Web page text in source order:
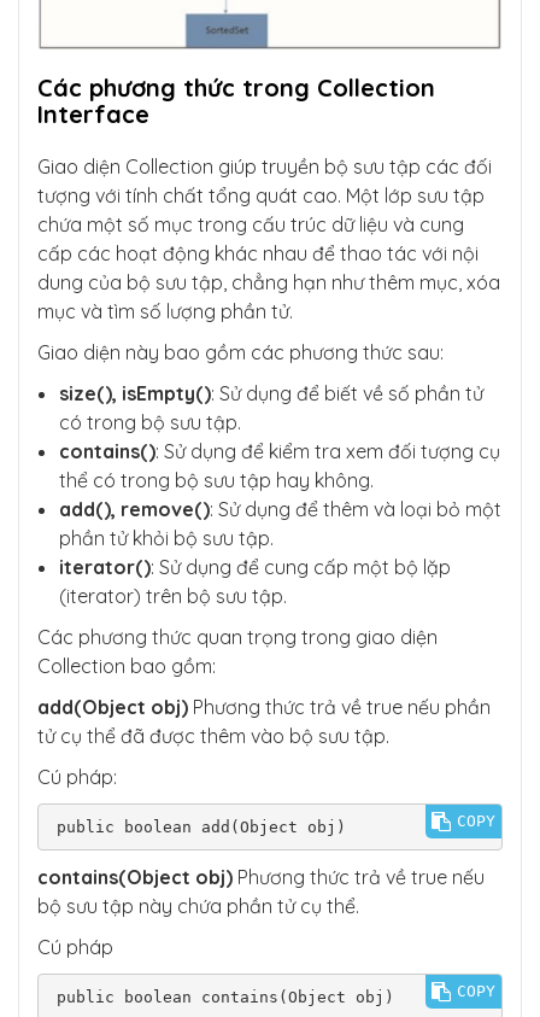
Các phương thức trong Collection
Interface
Giao diện Collection giúp truyền bộ sưu tập các đối
tượng với tính chất tổng quát cao. Một lớp sưu tập
chứa một số mục trong cấu trúc dữ liệu và cung
cấp các hoạt động khác nhau để thao tác với nội
dung của bộ sưu tập, chẳng hạn như thêm mục, xóa
mục và tìm số lượng phần tử.
Giao diện này bao gồm các phương thức sau:
size(), isEmpty(): Sử dụng để biết về số phần tử
có trong bộ sưu tập.
contains(): Sử dụng để kiểm tra xem đối tượng cụ
thể có trong bộ sưu tập hay không.
add(), remove(): Sử dụng để thêm và loại bỏ một
phần tử khỏi bộ sưu tập.
iterator(): Sử dụng để cung cấp một bộ lặp
(iterator) trên bộ sưu tập.
Các phương thức quan trọng trong giao diện
Collection bao gồm:
add(Object obj) Phương thức trả về true nếu phần
tử cụ thể đã được thêm vào bộ sưu tập.
Cú pháp:
public boolean add(Object obj) COPY
contains(Object obj) Phương thức trả về true nếu
bộ sưu tập này chứa phần tử cụ thể.
Cú pháp
public boolean contains(Object obj) COPY